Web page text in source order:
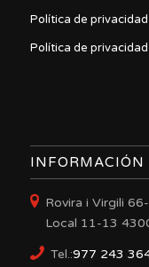
Política de privacidad
Política de
INFORMACIÓN
Rovira i Virgili
Local 11-13
Tel.:977 243